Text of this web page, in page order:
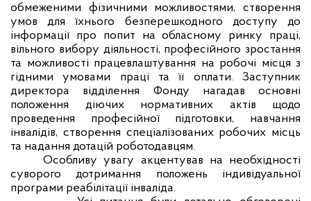
обмеженими фізичними можливостями, створення
умов для їхнього безперешкодного доступу до
інформації про попит на обласному ринку праці,
вільного вибору діяльності, професійного зростання
та можливості працевлаштування на робочі місця з
гідними умовами праці та її оплати. Заступник
директора відділення Фонду нагадав основні
положення діючих нормативних актів щодо
проведення професійної підготовки, навчання
інвалідів, створення спеціалізованих робочих місць
та надання дотацій роботодавцям.
Особливу увагу акцентував на необхідності
суворого дотримання положень індивідуальної
програми реабілітації інваліда.